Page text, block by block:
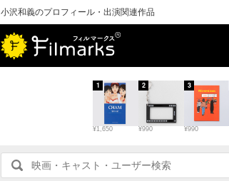
小沢和義のプロフィール・出演関連作品
¥1,650
1
¥990
2
¥990
3